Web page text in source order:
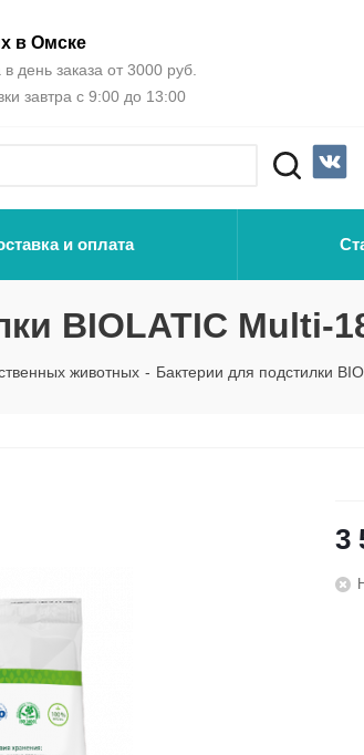
в Омске
день заказа от 3000 руб.
завтра с 9:00 до 13:00
и оплата
BIOLATIC Multi-
животных - Бактерии для подстилки
3